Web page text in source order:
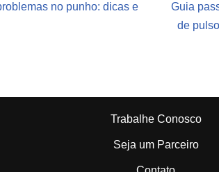
no punho: dicas e
Guia
de
Trabalhe Conosco
Seja um Parceiro